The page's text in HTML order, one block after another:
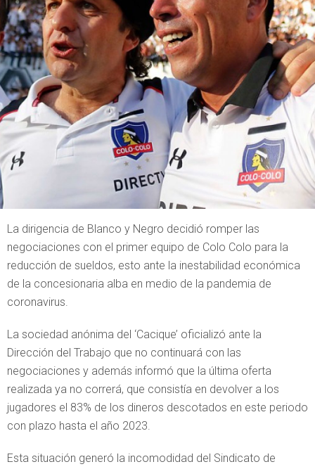
La dirigencia de Blanco y Negro decidió romper las
negociaciones con el primer equipo de Colo Colo para la
reducción de sueldos, esto ante la inestabilidad económica
de la concesionaria alba en medio de la pandemia de
coronavirus.
La sociedad anónima del ‘Cacique’ oficializó ante la
Dirección del Trabajo que no continuará con las
negociaciones y además informó que la última oferta
realizada ya no correrá, que consistía en devolver a los
jugadores el 83% de los dineros descotados en este periodo
con plazo hasta el año 2023.
Esta situación generó la incomodidad del Sindicato de